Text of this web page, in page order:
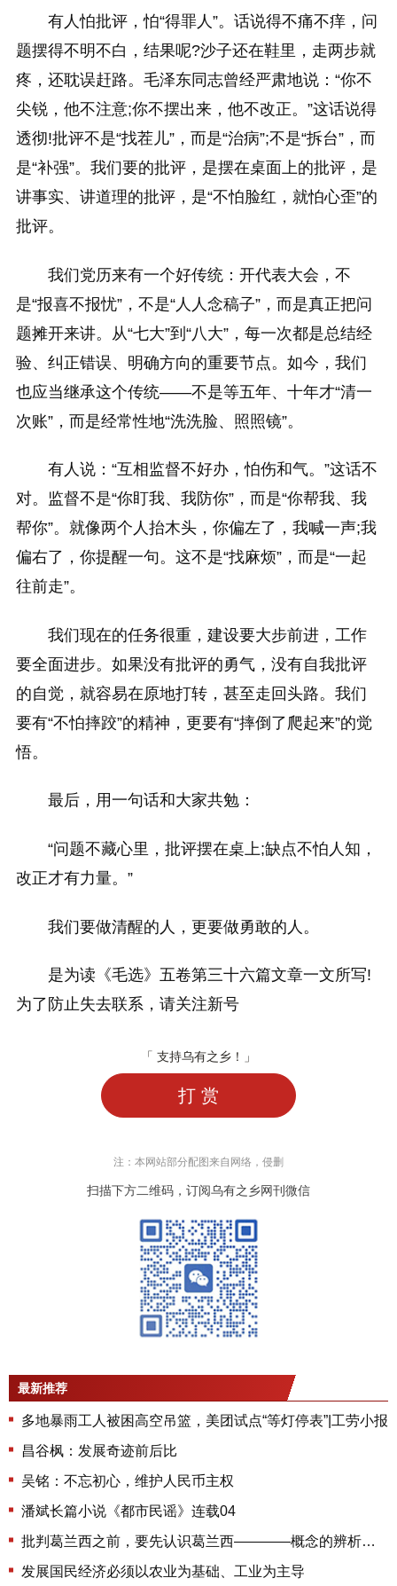
有人怕批评，怕“得罪人”。话说得不痛不痒，问
题摆得不明不白，结果呢?沙子还在鞋里，走两步就
疼，还耽误赶路。毛泽东同志曾经严肃地说：“你不
尖锐，他不注意;你不摆出来，他不改正。”这话说得
透彻!批评不是“找茬儿”，而是“治病”;不是“拆台”，而
是“补强”。我们要的批评，是摆在桌面上的批评，是
讲事实、讲道理的批评，是“不怕脸红，就怕心歪”的
批评。
我们党历来有一个好传统：开代表大会，不
是“报喜不报忧”，不是“人人念稿子”，而是真正把问
题摊开来讲。从“七大”到“八大”，每一次都是总结经
验、纠正错误、明确方向的重要节点。如今，我们
也应当继承这个传统——不是等五年、十年才“清一
次账”，而是经常性地“洗洗脸、照照镜”。
有人说：“互相监督不好办，怕伤和气。”这话不
对。监督不是“你盯我、我防你”，而是“你帮我、我
帮你”。就像两个人抬木头，你偏左了，我喊一声;我
偏右了，你提醒一句。这不是“找麻烦”，而是“一起
往前走”。
我们现在的任务很重，建设要大步前进，工作
要全面进步。如果没有批评的勇气，没有自我批评
的自觉，就容易在原地打转，甚至走回头路。我们
要有“不怕摔跤”的精神，更要有“摔倒了爬起来”的觉
悟。
最后，用一句话和大家共勉：
“问题不藏心里，批评摆在桌上;缺点不怕人知，
改正才有力量。”
我们要做清醒的人，更要做勇敢的人。
是为读《毛选》五卷第三十六篇文章一文所写!
为了防止失去联系，请关注新号
「 支持乌有之乡！」
打 赏
注：本网站部分配图来自网络，侵删
扫描下方二维码，订阅乌有之乡网刊微信
最新推荐
多地暴雨工人被困高空吊篮，美团试点“等灯停表”|工劳小报
昌谷枫：发展奇迹前后比
吴铭：不忘初心，维护人民币主权
潘斌长篇小说《都市民谣》连载04
批判葛兰西之前，要先认识葛兰西————概念的辨析和再辩护
发展国民经济必须以农业为基础、工业为主导